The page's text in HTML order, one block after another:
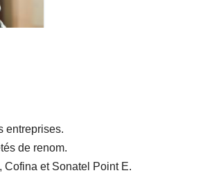
entreprises.
de renom.
et Sonatel Point E.